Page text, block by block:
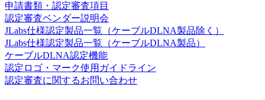
申請書類・認定審査項目
認定審査ベンダー説明会
JLabs仕様認定製品一覧（ケーブルDLNA製品除く）
JLabs仕様認定製品一覧（ケーブルDLNA製品）
ケーブルDLNA認定機能
認定ロゴ・マーク使用ガイドライン
認定審査に関するお問い合わせ